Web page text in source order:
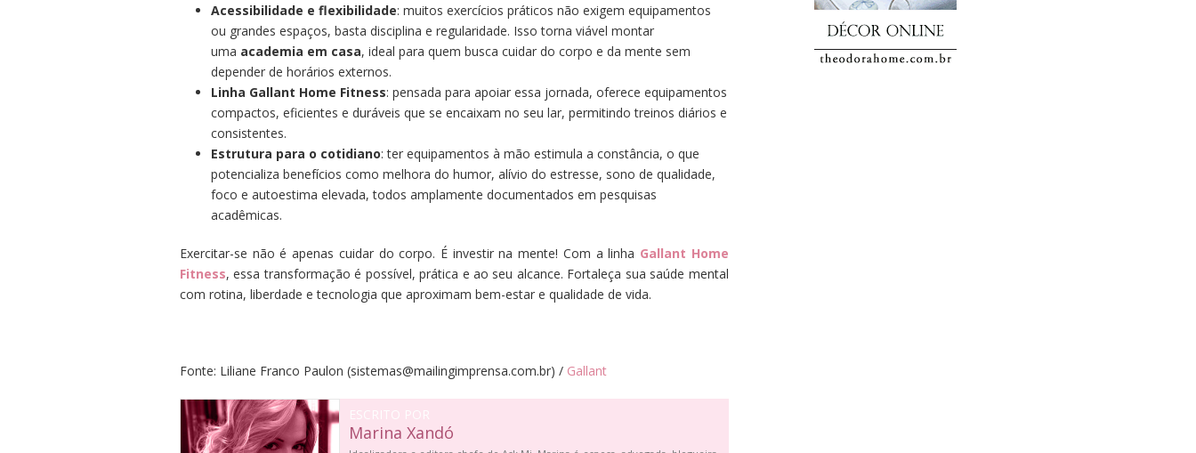
Acessibilidade e flexibilidade: muitos exercícios práticos não exigem equipamentos
ou grandes espaços, basta disciplina e regularidade. Isso torna viável montar
uma academia em casa, ideal para quem busca cuidar do corpo e da mente sem
depender de horários externos.
Linha Gallant Home Fitness: pensada para apoiar essa jornada, oferece equipamentos
compactos, eficientes e duráveis que se encaixam no seu lar, permitindo treinos diários e
consistentes.
Estrutura para o cotidiano: ter equipamentos à mão estimula a constância, o que
potencializa benefícios como melhora do humor, alívio do estresse, sono de qualidade,
foco e autoestima elevada, todos amplamente documentados em pesquisas
acadêmicas.
Exercitar-se não é apenas cuidar do corpo. É investir na mente! Com a linha Gallant Home
Fitness, essa transformação é possível, prática e ao seu alcance. Fortaleça sua saúde mental
com rotina, liberdade e tecnologia que aproximam bem-estar e qualidade de vida.
Fonte: Liliane Franco Paulon (sistemas@mailingimprensa.com.br) / Gallant
ESCRITO POR
Marina Xandó